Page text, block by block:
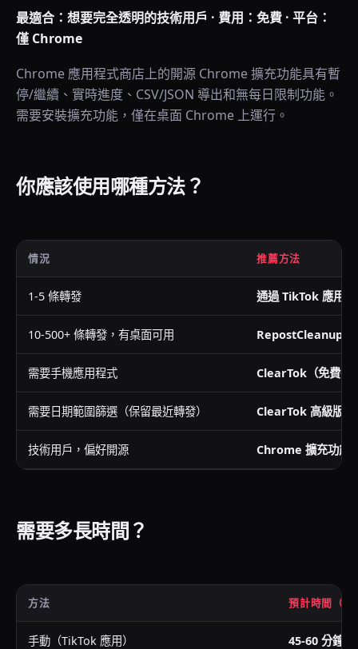
最適合：想要完全透明的技術用戶 · 費用：免費 · 平台：
僅 Chrome
Chrome 應用程式商店上的開源 Chrome 擴充功能具有暫
停/繼續、實時進度、CSV/JSON 導出和無每日限制功能。
需要安裝擴充功能，僅在桌面 Chrome 上運行。
你應該使用哪種方法？
情況 推薦方法
1-5 條轉發 通過 TikTok 應用手
10-500+ 條轉發，有桌面可用 RepostCleanup
需要手機應用程式 ClearTok（免費每
需要日期範圍篩選（保留最近轉發） ClearTok 高級版
技術用戶，偏好開源 Chrome 擴充功能
需要多長時間？
方法 預計時間（
手動（TikTok 應用） 45-60 分鐘